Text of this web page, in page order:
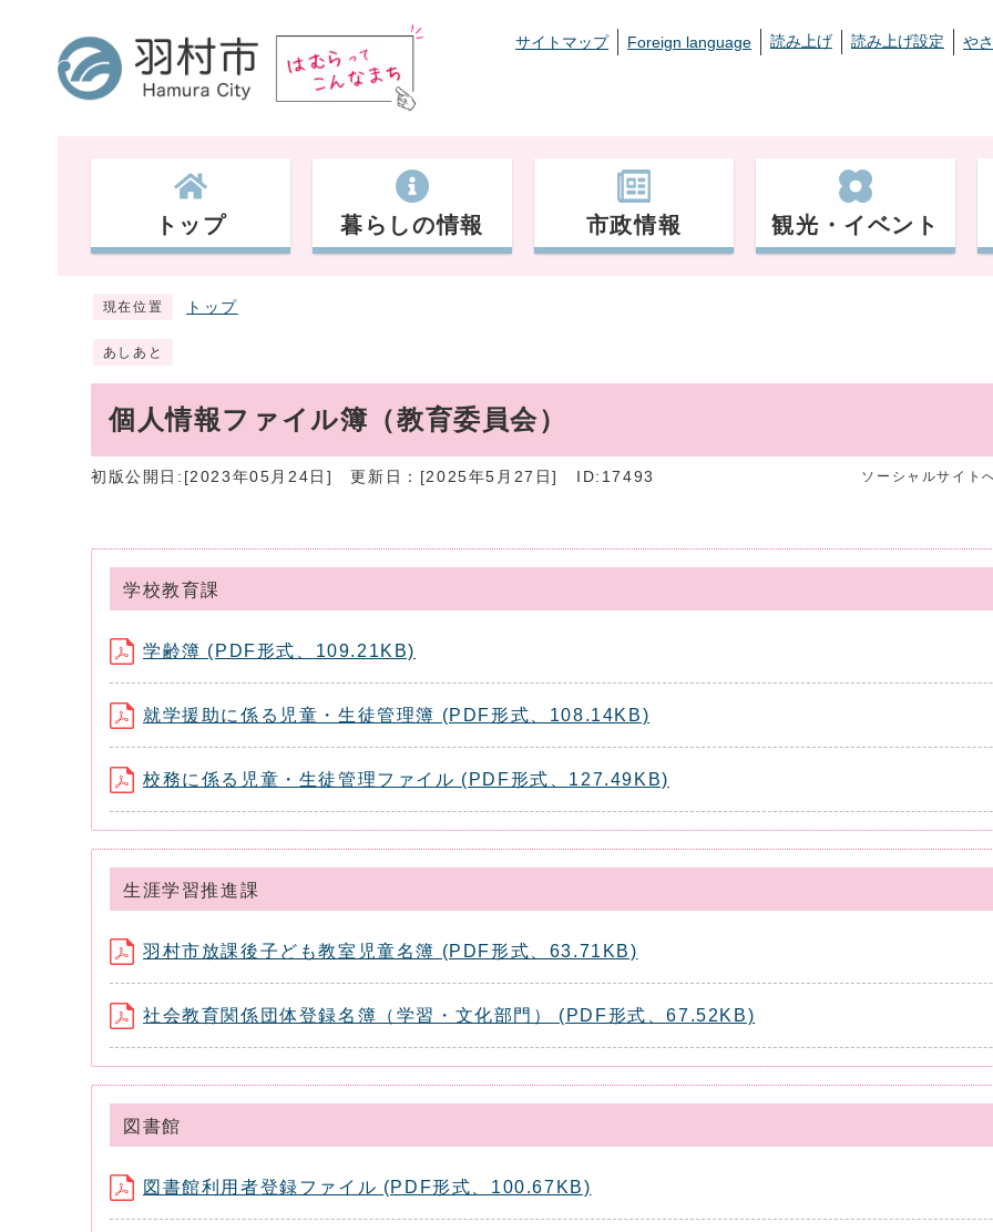
サイトマップ Foreign language 読み上げ 読み上げ設定 や
トップ 暮らしの情報 市政情報 観光・イベント
現在位置 トップ
あしあと
個人情報ファイル簿（教育委員会）
初版公開日:[2023年05月24日] 更新日：[2025年5月27日] ID:17493 ソーシャルサイト
学校教育課
学齢簿 (PDF形式、109.21KB)
就学援助に係る児童・生徒管理簿 (PDF形式、108.14KB)
校務に係る児童・生徒管理ファイル (PDF形式、127.49KB)
生涯学習推進課
羽村市放課後子ども教室児童名簿 (PDF形式、63.71KB)
社会教育関係団体登録名簿（学習・文化部門） (PDF形式、67.52KB)
図書館
図書館利用者登録ファイル (PDF形式、100.67KB)